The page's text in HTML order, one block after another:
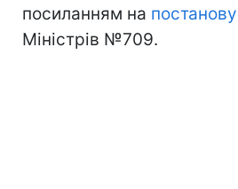
посиланням на постанову
Міністрів №709.